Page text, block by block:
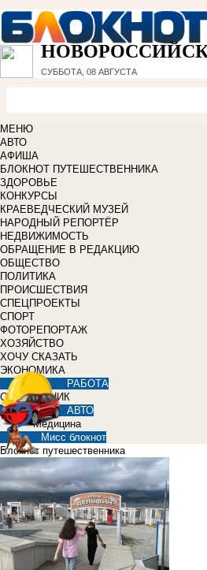
СУББОТА, 08 АВГУСТА
МЕНЮ
АВТО
АФИША
БЛОКНОТ ПУТЕШЕСТВЕННИКА
ЗДОРОВЬЕ
КОНКУРСЫ
КРАЕВЕДЧЕСКИЙ МУЗЕЙ
НАРОДНЫЙ РЕПОРТЁР
НЕДВИЖИМОСТЬ
ОБРАЩЕНИЕ В РЕДАКЦИЮ
ОБЩЕСТВО
ПОЛИТИКА
ПРОИСШЕСТВИЯ
СПЕЦПРОЕКТЫ
СПОРТ
ФОТОРЕПОРТАЖ
ХОЗЯЙСТВО
ХОЧУ СКАЗАТЬ
ЭКОНОМИКА
РАБОТА
СПРАВОЧНИК
АВТО
Медицина
Мисс блокнот
Блокнот путешественника